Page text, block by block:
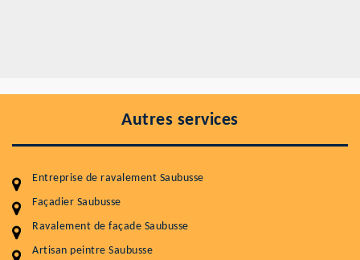
Autres services
Entreprise de ravalement Saubusse
Façadier Saubusse
Ravalement de façade Saubusse
Artisan peintre Saubusse
Entretenir votre toiture, c'est préserver sa